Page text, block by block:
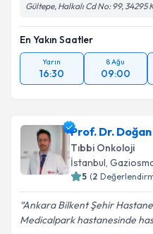
Takvim
Gültepe, Halkalı Cd No: 99,
En Yakın Saatler
Yarın
16:30
8 Ağu
09:00
Prof. Dr.
Tıbbi Onkoloji
İstanbul,
5 (2
Ankara Bilkent Şehir
Medicalpark hastanesinde